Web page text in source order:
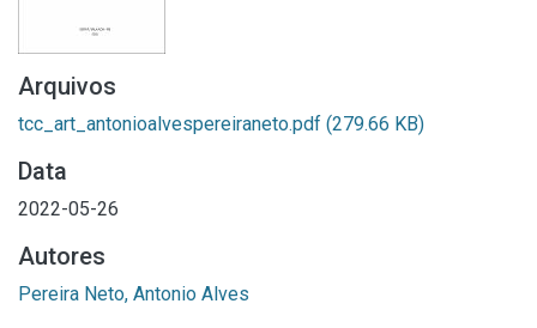
Arquivos
tcc_art_antonioalvespereiraneto.pdf (279.66 KB)
Data
2022-05-26
Autores
Pereira Neto, Antonio Alves